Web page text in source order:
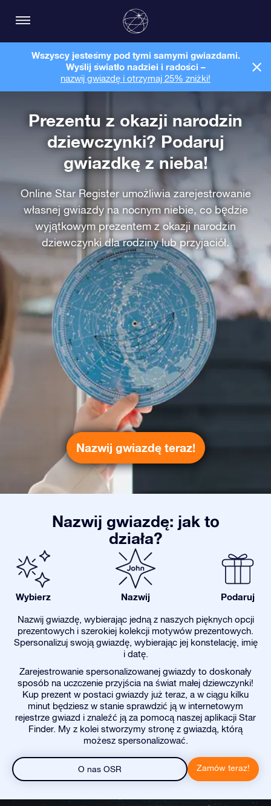
Wszyscy jesteśmy pod tymi samymi gwiazdami.
Wyślij światło nadziei i radości –
nazwij gwiazdę i otrzymaj 25% zniżki!
Prezentu z okazji narodzin
dziewczynki? Podaruj
gwiazdkę z nieba!
Online Star Register umożliwia zarejestrowanie
własnej gwiazdy na nocnym niebie, co będzie
wyjątkowym prezentem z okazji narodzin
dziewczynki dla rodziny lub przyjaciół.
Nazwij gwiazdę teraz!
Nazwij gwiazdę: jak to
działa?
Wybierz Nazwij Podaruj
Nazwij gwiazdę, wybierając jedną z naszych pięknych opcji
prezentowych i szerokiej kolekcji motywów prezentowych.
Spersonalizuj swoją gwiazdę, wybierając jej konstelację, imię
i datę.
Zarejestrowanie spersonalizowanej gwiazdy to doskonały
sposób na uczczenie przyjścia na świat małej dziewczynki!
Kup prezent w postaci gwiazdy już teraz, a w ciągu kilku
minut będziesz w stanie sprawdzić ją w internetowym
rejestrze gwiazd i znaleźć ją za pomocą naszej aplikacji Star
Finder. My z kolei stworzymy stronę z gwiazdą, którą
możesz spersonalizować.
O nas OSR Zamów teraz!